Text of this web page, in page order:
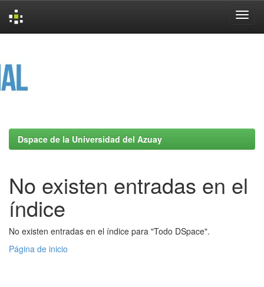
Dspace de la Universidad del Azuay
No existen entradas en el
índice
No existen entradas en el índice para "Todo DSpace".
Página de inicio